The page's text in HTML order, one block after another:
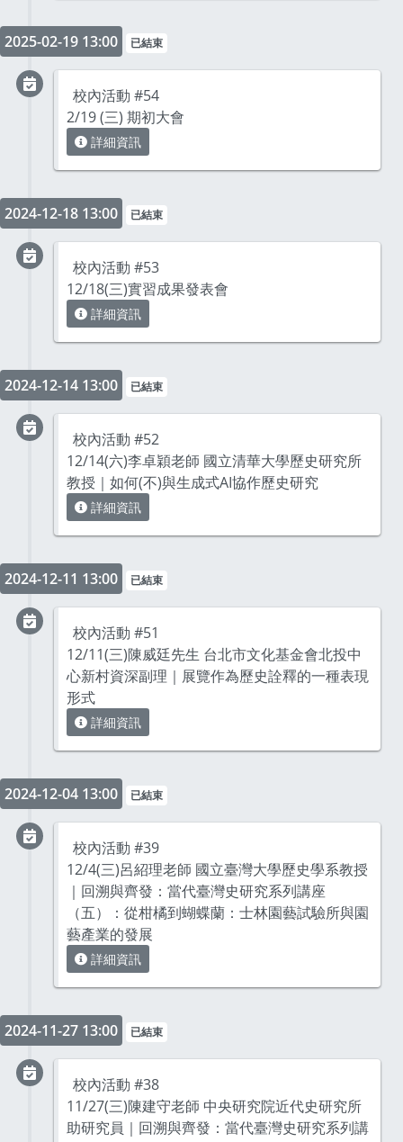
2025-02-19 13:00 已結束
校內活動 #54
2/19 (三) 期初大會
詳細資訊
2024-12-18 13:00 已結束
校內活動 #53
12/18(三)實習成果發表會
詳細資訊
2024-12-14 13:00 已結束
校內活動 #52
12/14(六)李卓穎老師 國立清華大學歷史研究所
教授｜如何(不)與生成式AI協作歷史研究
詳細資訊
2024-12-11 13:00 已結束
校內活動 #51
12/11(三)陳威廷先生 台北市文化基金會北投中
心新村資深副理｜展覽作為歷史詮釋的一種表現
形式
詳細資訊
2024-12-04 13:00 已結束
校內活動 #39
12/4(三)呂紹理老師 國立臺灣大學歷史學系教授
｜回溯與齊發：當代臺灣史研究系列講座
（五）：從柑橘到蝴蝶蘭：士林園藝試驗所與園
藝產業的發展
詳細資訊
2024-11-27 13:00 已結束
校內活動 #38
11/27(三)陳建守老師 中央研究院近代史研究所
助研究員｜回溯與齊發：當代臺灣史研究系列講